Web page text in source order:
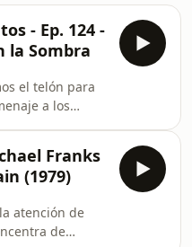
- Ep. 124 -
la Sombra
el telón para
a los
armonía desde
Son los
almas
vida a
sin
Franks
(1979)
atención de
de